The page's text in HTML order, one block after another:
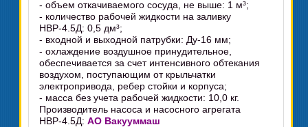
- объем откачиваемого сосуда, не выше: 1 м³;
- количество рабочей жидкости на заливку
НВР-4.5Д: 0,5 дм³;
- входной и выходной патрубки: Ду-16 мм;
- охлаждение воздушное принудительное,
обеспечивается за счет интенсивного обтекания
воздухом, поступающим от крыльчатки
электропривода, ребер стойки и корпуса;
- масса без учета рабочей жидкости: 10,0 кг.
Производитель насоса и насосного агрегата
НВР-4.5Д:АО Вакууммаш